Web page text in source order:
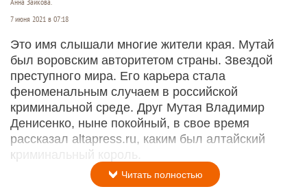
Анна Зайкова.
7 июня 2021 в 07:18
Это имя слышали многие жители края. Мутай
был воровским авторитетом страны. Звездой
преступного мира. Его карьера стала
феноменальным случаем в российской
криминальной среде. Друг Мутая Владимир
Денисенко, ныне покойный, в свое время
рассказал altapress.ru, каким был алтайский
криминальный король.
Читать полностью